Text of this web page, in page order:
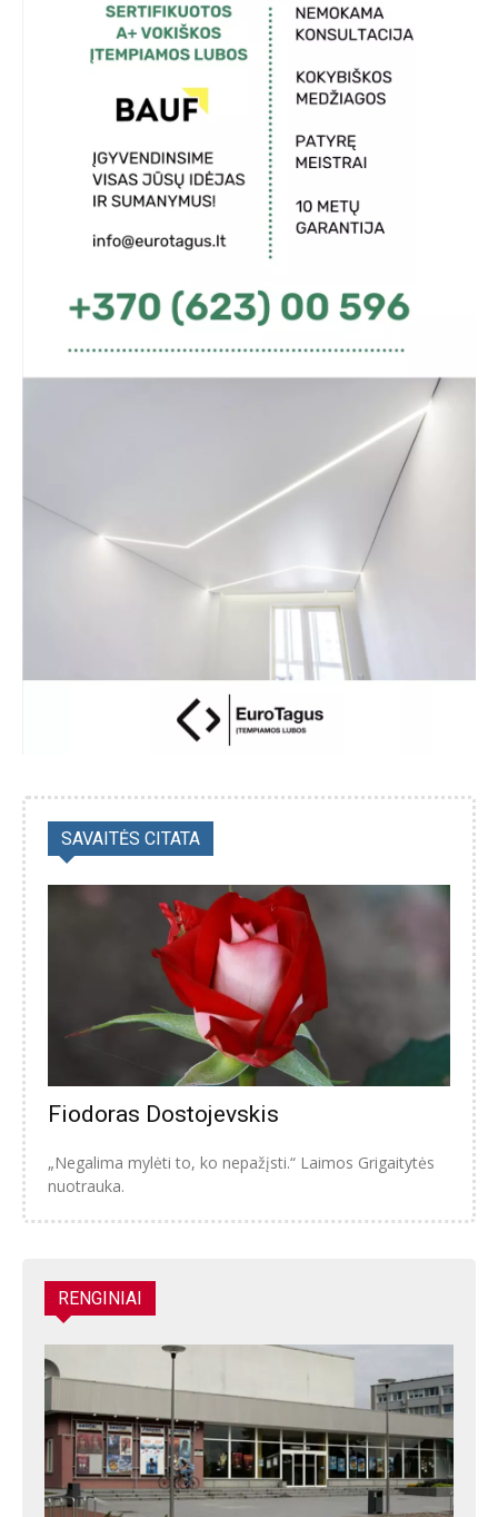
SAVAITĖS CITATA
Fiodoras Dostojevskis
„Negalima mylėti to, ko nepažįsti.“ Laimos Grigaitytės
nuotrauka.
RENGINIAI